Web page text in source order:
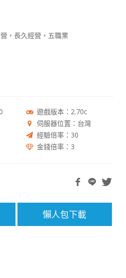
，長久經營，五職業
遊戲版本：2.70c
伺服器位置：台灣
經驗倍率：30
金錢倍率：3
懶人包下載